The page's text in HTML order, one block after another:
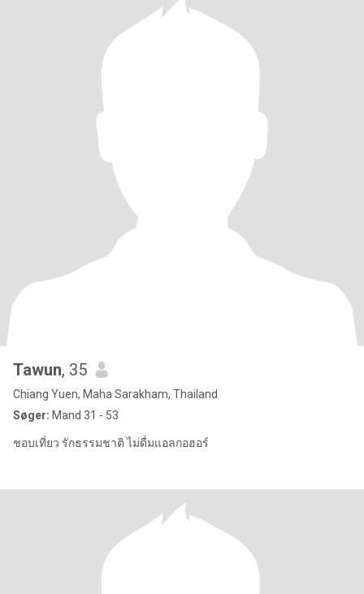
Tawun, 35
Chiang Yuen, Maha Sarakham, Thailand
Søger: Mand 31 - 53
ชอบเที่ยว รักธรรมชาติ ไม่ดื่มแอลกอฮอร์